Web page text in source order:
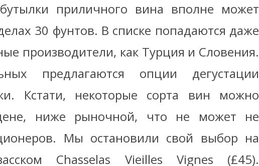
приличного вина вполне может
30 фунтов. В списке попадаются даже
производители, как Турция и Словения.
предлагаются опции дегустации
Кстати, некоторые сорта вин можно
ниже рыночной, что не может не
Мы остановили свой выбор на
Chasselas Vieilles Vignes (£45).